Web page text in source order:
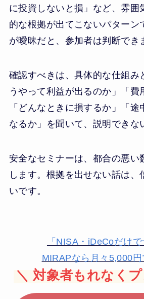
に投資しないと損」など、雰囲
的な根拠が出てこないパターン
が曖昧だと、参加者は判断でき
確認すべきは、具体的な仕組み
うやって利益が出るのか」「費
「どんなときに損するか」「途
なるか」を聞いて、説明できな
安全なセミナーは、都合の悪い
します。根拠を出せない話は、
いです。
「NISA・iDeCoだけで
MIRAPなら月々5,000
＼ 対象者もれなく